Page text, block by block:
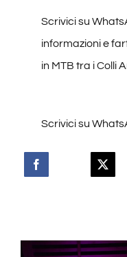
Scrivici su
informazioni e
in MTB tra i Colli
Scrivici su